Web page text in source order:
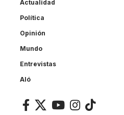
Actualidad
Política
Opinión
Mundo
Entrevistas
Aló